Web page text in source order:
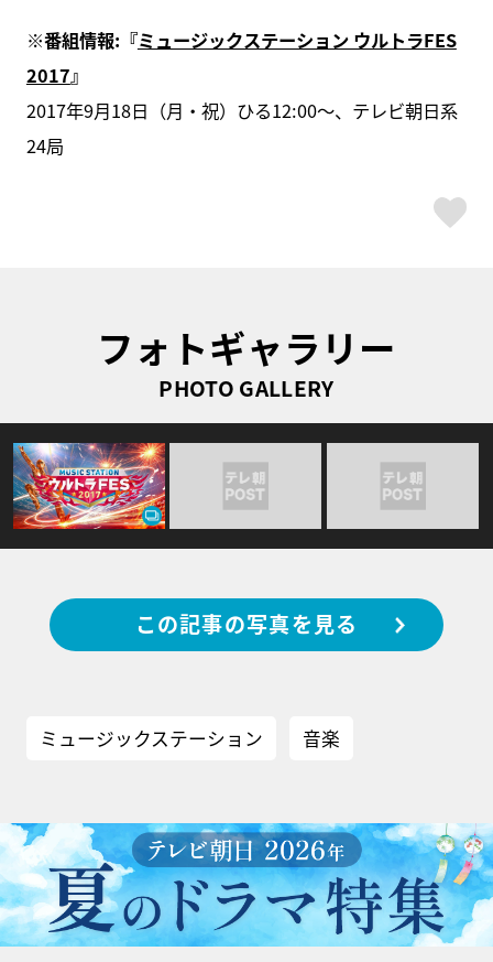
※番組情報: 『ミュージックステーション ウルトラFES
2017』
2017年9月18日（月・祝）ひる12:00～、テレビ朝日系
24局
フォトギャラリー
PHOTO GALLERY
この記事の写真を見る
ミュージックステーション 音楽